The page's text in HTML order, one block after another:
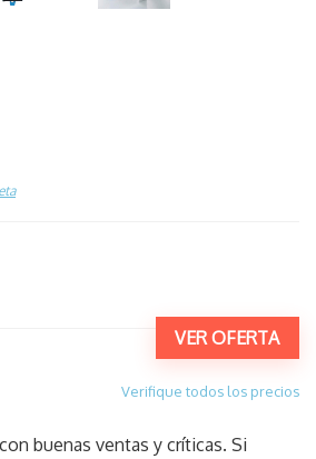
VER OFERTA
Verifique todos los precios
buenas ventas y críticas. Si